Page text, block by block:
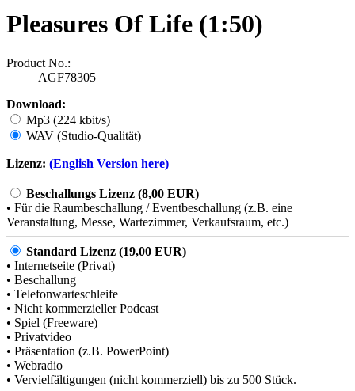
Pleasures Of Life (1:50)
Product No.:
AGF78305
Download:
Mp3 (224 kbit/s)
WAV (Studio-Qualität)
Lizenz: (English Version here)
Beschallungs Lizenz (8,00 EUR)
• Für die Raumbeschallung / Eventbeschallung (z.B. eine
Veranstaltung, Messe, Wartezimmer, Verkaufsraum, etc.)
Standard Lizenz (19,00 EUR)
• Internetseite (Privat)
• Beschallung
• Telefonwarteschleife
• Nicht kommerzieller Podcast
• Spiel (Freeware)
• Privatvideo
• Präsentation (z.B. PowerPoint)
• Webradio
• Vervielfältigungen (nicht kommerziell) bis zu 500 Stück.